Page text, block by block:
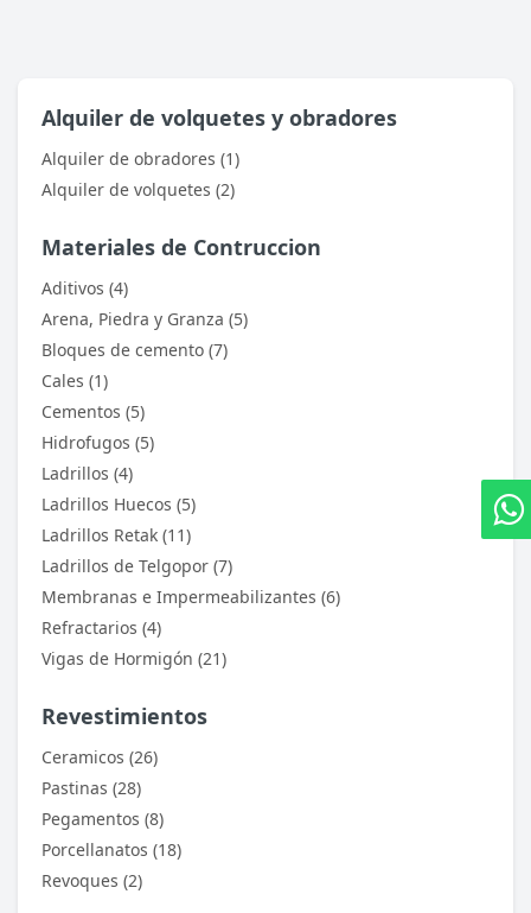
porttitor dui iaculis id. Curabitur imperdiet
ultrices fermentum.
27 May, 2018
Adam Taylor
Aenean non lorem nisl. Duis tempor sollicitudin
orci, eget tincidunt ex semper sit amet. Nullam
neque justo, sodales congue feugiat ac, facilisis
a augue. Donec tempor sapien et fringilla
facilisis. Nam maximus consectetur diam. Nulla
ut ex mollis, volutpat tellus vitae, accumsan
ligula.
12 April, 2018
Helena Garcia
Pellentesque hendrerit eros laoreet suscipit
ultrices.
2 January, 2018
Alquiler de volquetes y obradores
Alquiler de obradores (1)
Alquiler de volquetes (2)
Materiales de Contruccion
Aditivos (4)
Arena, Piedra y Granza (5)
Bloques de cemento (7)
Cales (1)
Cementos (5)
Hidrofugos (5)
Ladrillos (4)
Ladrillos Huecos (5)
Ladrillos Retak (11)
Ladrillos de Telgopor (7)
Membranas e Impermeabilizantes (6)
Refractarios (4)
Vigas de Hormigón (21)
Revestimientos
Ceramicos (26)
Pastinas (28)
Pegamentos (8)
Porcellanatos (18)
Revoques (2)